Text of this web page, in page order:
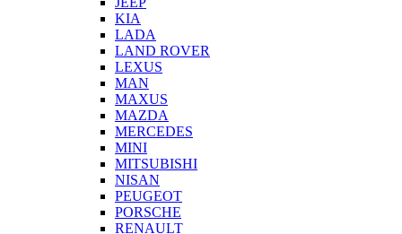
KIA
LADA
LAND ROVER
LEXUS
MAN
MAXUS
MAZDA
MERCEDES
MINI
MITSUBISHI
NISAN
PEUGEOT
PORSCHE
RENAULT